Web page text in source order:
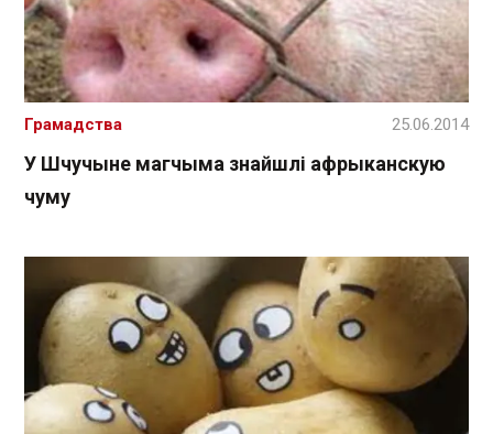
У Шчучыне магчыма знайшлі афрыканскую
чуму
Грамадства 25.06.2014